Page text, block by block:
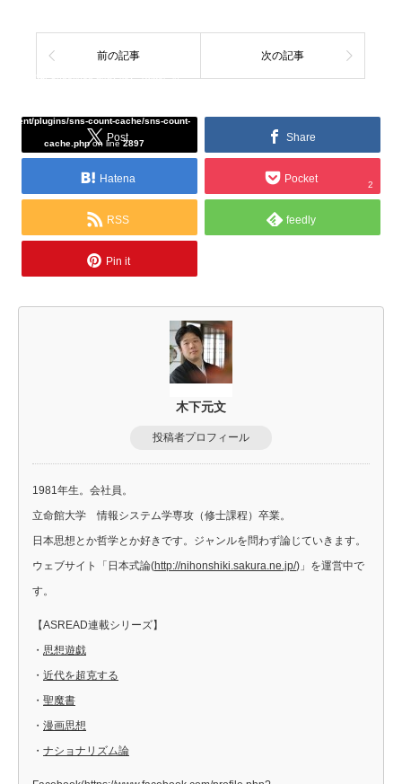
前の記事 次の記事
Post
plugins/sns-count-cache/sns-count-
cache.phpon line2897 Share
Hatena Pocket 2
RSS feedly
Pin it
木下元文
投稿者プロフィール
1981年生。会社員。
立命館大学 情報システム学専攻（修士課程）卒業。
日本思想とか哲学とか好きです。ジャンルを問わず論じていきます。
ウェブサイト「日本式論(http://nihonshiki.sakura.ne.jp/)」を運営中で
す。
【ASREAD連載シリーズ】
・ 思想遊戯
・ 近代を超克する
・ 聖魔書
・ 漫画思想
・ ナショナリズム論